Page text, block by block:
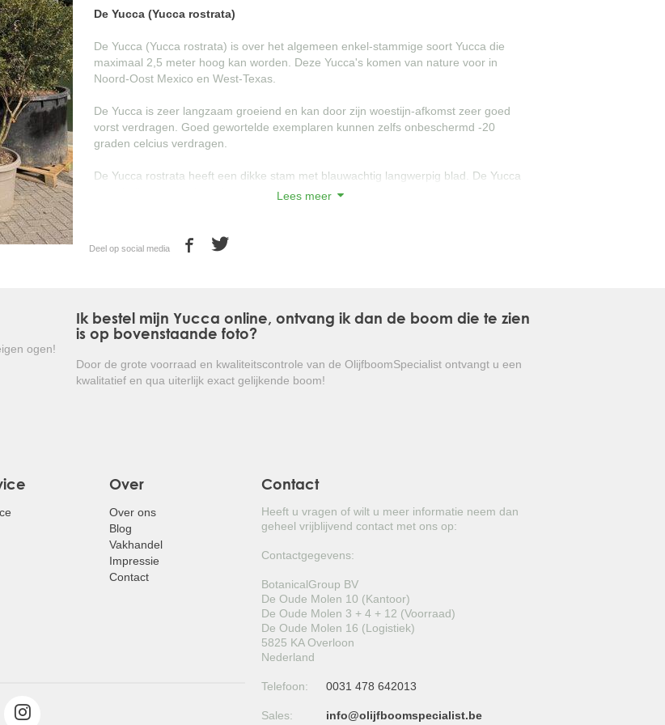
GROENBLIJVENDE TULPENBOOM
CIPRES
GROVE DEN
PORTUGESE LAURIER
De Yucca (Yucca rostrata)
De Yucca (Yucca rostrata) is over het algemeen enkel-stammige soort Yucca die
maximaal 2,5 meter hoog kan worden. Deze Yucca's komen van nature voor in
Noord-Oost Mexico en West-Texas.
De Yucca is zeer langzaam groeiend en kan door zijn woestijn-afkomst zeer goed
vorst verdragen. Goed gewortelde exemplaren kunnen zelfs onbeschermd -20
graden celcius verdragen.
De Yucca rostrata heeft een dikke stam met blauwachtig langwerpig blad. De Yucca
boven het bladerdek uitsteekt waarna de prachtige, grote witte bloemen uitkomen.
Als de Yucca bijna is uitgebloeit is het verstandig de staak kort terug te snoeien.
Kortom: een prachtige, langzaam groeiende boom met een opvallende
Lees meer
Deel op social media
ogen!
Ik bestel mijn Yucca online, ontvang ik dan de boom die te zien
is op bovenstaande foto?
Door de grote voorraad en kwaliteitscontrole van de OlijfboomSpecialist ontvangt u een
kwalitatief en qua uiterlijk exact gelijkende boom!
Over
Over ons
Blog
Vakhandel
Impressie
Contact
Contact
Heeft u vragen of wilt u meer informatie neem dan
geheel vrijblijvend contact met ons op:
Contactgegevens:
BotanicalGroup BV
De Oude Molen 10 (Kantoor)
De Oude Molen 3 + 4 + 12 (Voorraad)
De Oude Molen 16 (Logistiek)
5825 KA Overloon
Nederland
Telefoon: 0031 478 642013
Sales:
info@olijfboomspecialist.be